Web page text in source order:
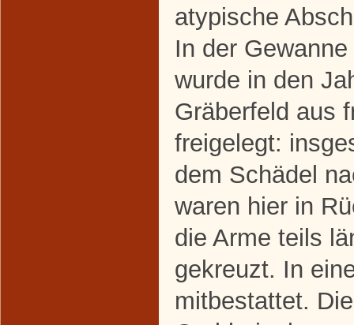
atypische
In der
wurde in den
Gräberfeld aus
freigelegt:
dem Schädel
waren hier in
die Arme teils
gekreuzt. In
mitbestattet.